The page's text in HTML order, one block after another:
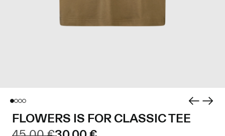
FLOWERS IS FOR CLASSIC TEE